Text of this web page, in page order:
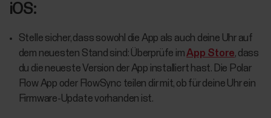
iOS:
Stelle sicher, dass sowohl die App als auch deine Uhr auf
dem neuesten Stand sind: Überprüfe imApp Store, dass
du die neueste Version der App installiert hast. Die Polar
Flow App oder FlowSync teilen dir mit, ob für deine Uhr ein
Firmware-Update vorhanden ist.